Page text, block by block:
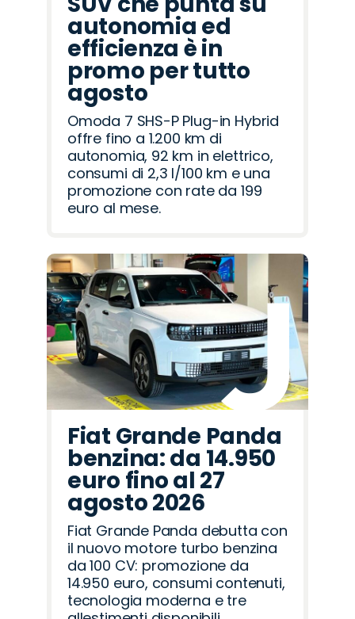
autonomia ed
efficienza è in
promo per tutto
agosto
Omoda 7 SHS-P Plug-in Hybrid
offre fino a 1.200 km di
autonomia, 92 km in elettrico,
consumi di 2,3 l/100 km e una
promozione con rate da 199
euro al mese.
Fiat Grande Panda
benzina: da 14.950
euro fino al 27
agosto 2026
Fiat Grande Panda debutta con
il nuovo motore turbo benzina
da 100 CV: promozione da
14.950 euro, consumi contenuti,
tecnologia moderna e tre